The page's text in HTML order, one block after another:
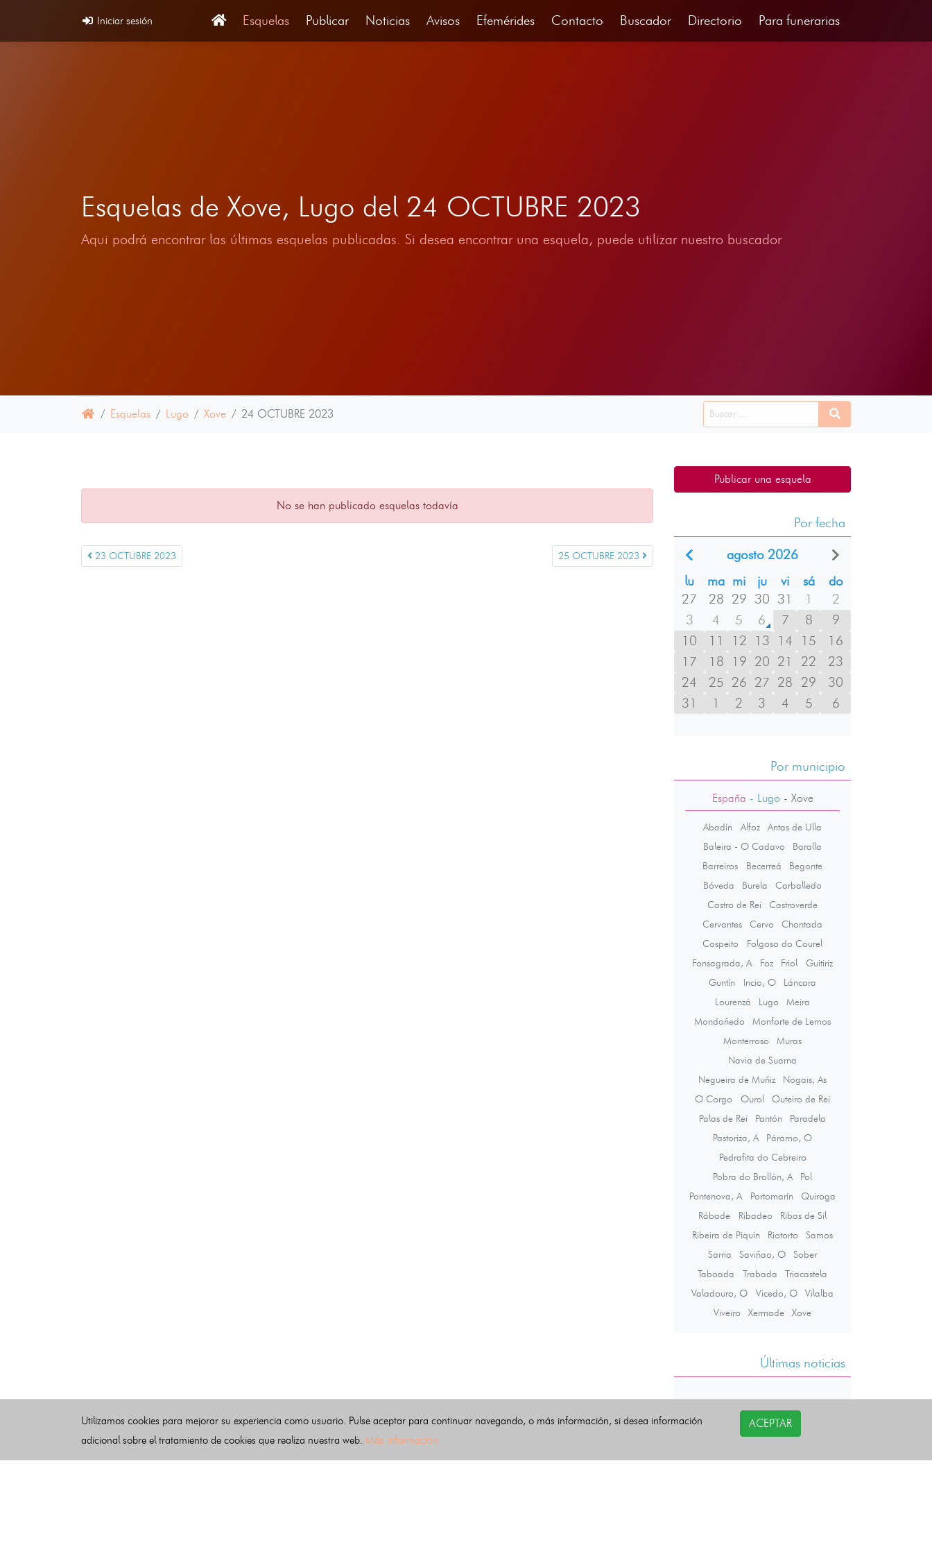
Iniciar sesión Esquelas Publicar Noticias Avisos Efemérides Contacto Buscador Directorio Para funerarias
Esquelas de Xove, Lugo del 24 OCTUBRE 2023
Aqui podrá encontrar las últimas esquelas publicadas. Si desea encontrar una esquela, puede utilizar nuestro buscador
Esquelas Lugo Xove 24 OCTUBRE 2023
No se han publicado esquelas todavía
23 OCTUBRE 2023 25 OCTUBRE 2023
Publicar una esquela
Por fecha
agosto 2026
lu
ma mi ju vi sá
do
27
28 29 30 31 1
2
3
4 5 6 7 8
9
10
11 12 13 14 15
16
17
18 19 20 21 22
23
24
25 26 27 28 29
30
31
1 2 3 4 5 6
Por municipio
España - Lugo- Xove
Abadín Alfoz
Antas de Ulla
Baleira - O Cadavo
Baralla
Barreiros
Becerreá
Begonte
Bóveda
Burela
Carballedo
Castro de Rei
Castroverde
Cervantes
Cervo
Chantada
Cospeito
Folgoso do Courel
Fonsagrada, A
Foz Friol
Guitiriz
Guntín
Incio, O
Láncara
Lourenzá
Lugo
Meira
Mondoñedo
Monforte de Lemos
Monterroso
Muras
Navia de Suarna
Negueira de Muñiz
Nogais, As
O Corgo
Ourol
Outeiro de Rei
Palas de Rei
Pantón
Paradela
Pastoriza, A
Páramo, O
Pedrafita do Cebreiro
Pobra do Brollón, A
Pol
Pontenova, A
Portomarín
Quiroga
Rábade
Ribadeo
Ribas de Sil
Ribeira de Piquín
Riotorto
Samos
Sarria
Saviñao, O
Sober
Taboada
Trabada
Triacastela
Valadouro, O
Vicedo, O
Vilalba
Viveiro
Xermade Xove
Últimas noticias
Utilizamos cookies para mejorar su experiencia como usuario. Pulse aceptar para continuar navegando, o más información, si desea información
adicional sobre el tratamiento de cookies que realiza nuestra web. Más información
ACEPTAR